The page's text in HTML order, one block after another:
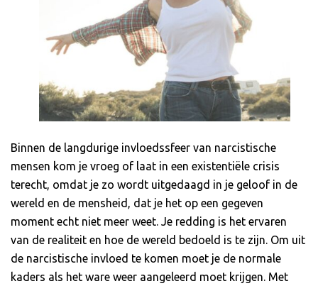
Binnen de langdurige invloedssfeer van narcistische
mensen kom je vroeg of laat in een existentiële crisis
terecht, omdat je zo wordt uitgedaagd in je geloof in de
wereld en de mensheid, dat je het op een gegeven
moment echt niet meer weet. Je redding is het ervaren
van de realiteit en hoe de wereld bedoeld is te zijn. Om uit
de narcistische invloed te komen moet je de normale
kaders als het ware weer aangeleerd moet krijgen. Met